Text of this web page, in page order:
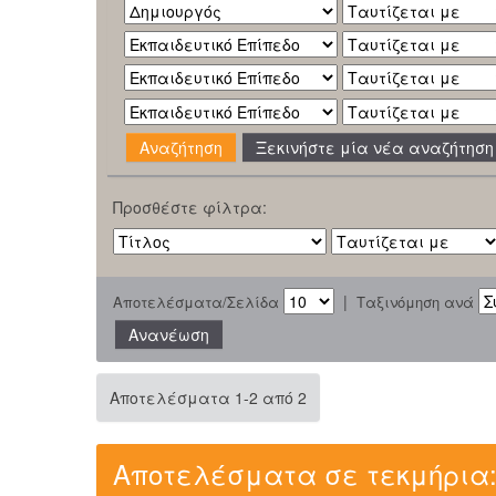
Ξεκινήστε μία νέα αναζήτηση
Προσθέστε φίλτρα:
Αποτελέσματα/Σελίδα | Ταξινόμηση ανά
Αποτελέσματα 1-2 από 2
Αποτελέσματα σε τεκμήρια: